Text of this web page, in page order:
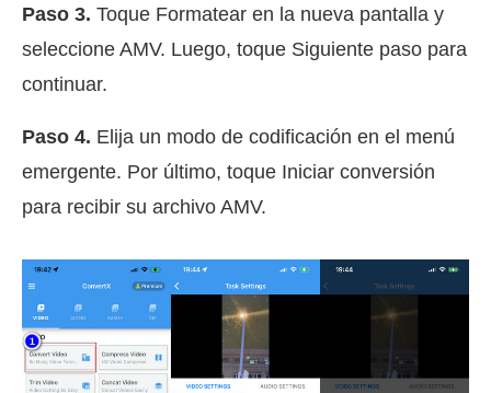
Paso 3. Toque Formatear en la nueva pantalla y
seleccione AMV. Luego, toque Siguiente paso para
continuar.
Paso 4. Elija un modo de codificación en el menú
emergente. Por último, toque Iniciar conversión
para recibir su archivo AMV.